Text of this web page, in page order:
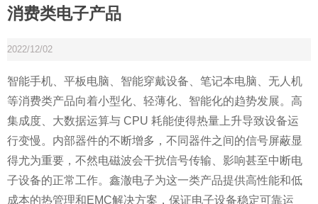
消费类电子产品
2022/12/02
智能手机、平板电脑、智能穿戴设备、笔记本电脑、无人机
等消费类产品向着小型化、轻薄化、智能化的趋势发展。高
集成度、大数据运算与 CPU 耗能使得热量上升导致设备运
行变慢。内部器件的不断增多，不同器件之间的信号屏蔽显
得尤为重要，不然电磁波会干扰信号传输、影响甚至中断电
子设备的正常工作。鑫澈电子为这一类产品提供高性能和低
成本的热管理和EMC解决方案，保证电子设备稳定可靠运